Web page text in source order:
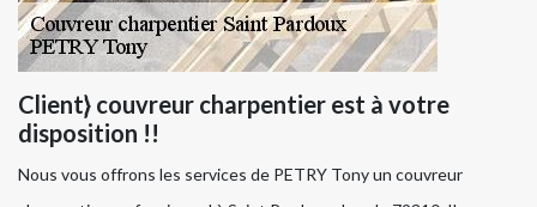
Client} couvreur charpentier est à votre
disposition !!
Nous vous offrons les services de PETRY Tony un couvreur